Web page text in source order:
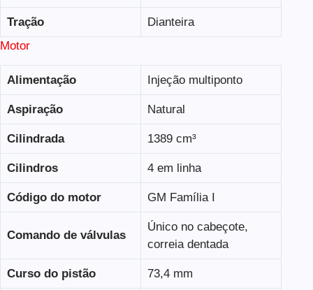
Tração
Dianteira
Motor
Alimentação Injeção multiponto
Aspiração Natural
Cilindrada 1389 cm³
Cilindros 4 em linha
Código do motor GM Família I
Comando de válvulas
Único no cabeçote,
correia dentada
Curso do pistão 73,4 mm